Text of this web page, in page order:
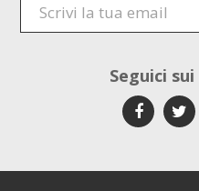
Seguici sui